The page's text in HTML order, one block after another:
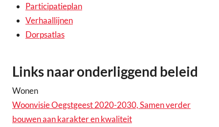
Participatieplan
Verhaallijnen
Dorpsatlas
Links naar onderliggend beleid
Wonen
Woonvisie Oegstgeest 2020-2030, Samen verder
bouwen aan karakter en kwaliteit